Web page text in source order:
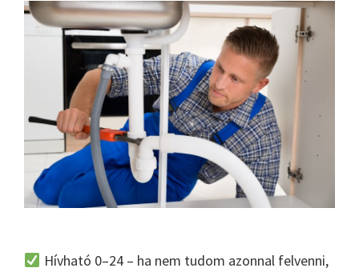
Hívható 0–24 – ha nem tudom azonnal felvenni,